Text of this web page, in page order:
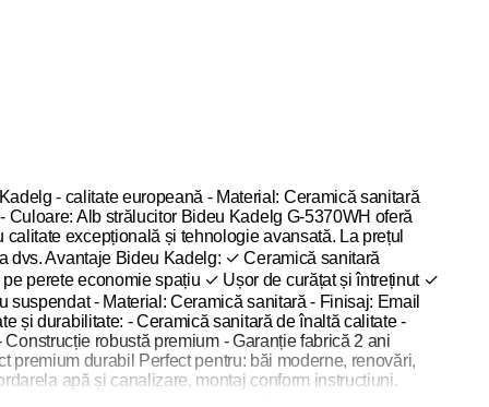
- calitate europeană - Material: Ceramică sanitară
Alb strălucitor Bideu Kadelg G-5370WH oferă
excepțională și tehnologie avansată. La prețul
dvs. Avantaje Bideu Kadelg: ✓ Ceramică sanitară
perete economie spațiu ✓ Ușor de curățat și întreținut ✓
- Material: Ceramică sanitară - Finisaj: Email
și durabilitate: - Ceramică sanitară de înaltă calitate -
robustă premium - Garanție fabrică 2 ani
premium durabil Perfect pentru: băi moderne, renovări,
apă și canalizare, montaj conform instructiuni.